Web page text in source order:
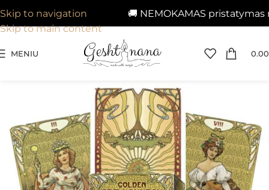
🚚 NEMOKAMAS pristatymas
Skip to navigation
Skip to main content
MENIU 0.00